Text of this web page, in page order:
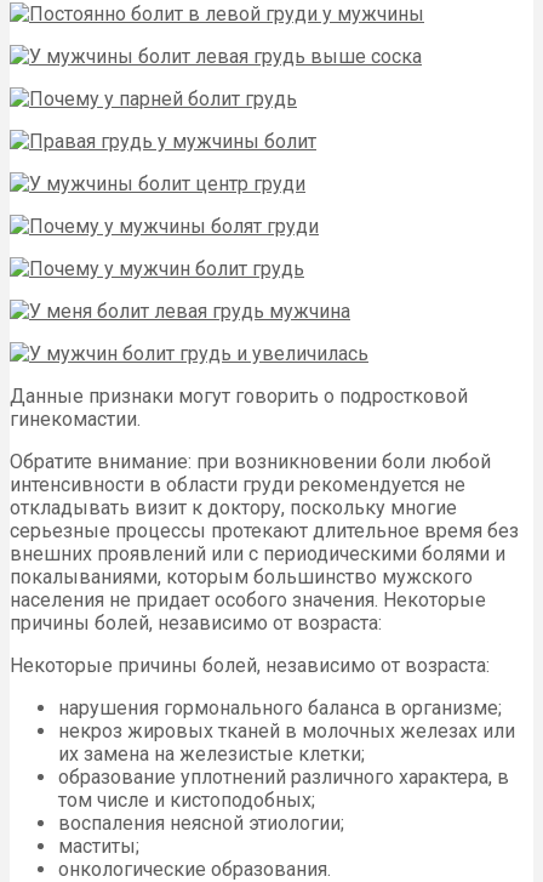
Данные признаки могут говорить о подростковой
гинекомастии.
Обратите внимание: при возникновении боли любой
интенсивности в области груди рекомендуется не
откладывать визит к доктору, поскольку многие
серьезные процессы протекают длительное время без
внешних проявлений или с периодическими болями и
покалываниями, которым большинство мужского
населения не придает особого значения. Некоторые
причины болей, независимо от возраста:
Некоторые причины болей, независимо от возраста:
нарушения гормонального баланса в организме;
некроз жировых тканей в молочных железах или
их замена на железистые клетки;
образование уплотнений различного характера, в
том числе и кистоподобных;
воспаления неясной этиологии;
маститы;
онкологические образования.